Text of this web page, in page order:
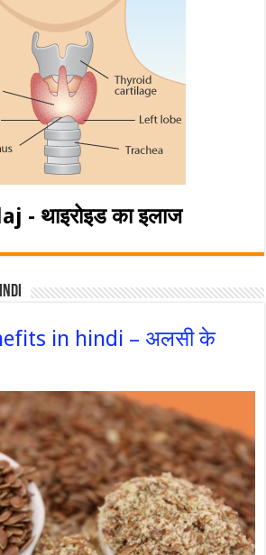
- थाइरोइड का इलाज
in hindi – अलसी के